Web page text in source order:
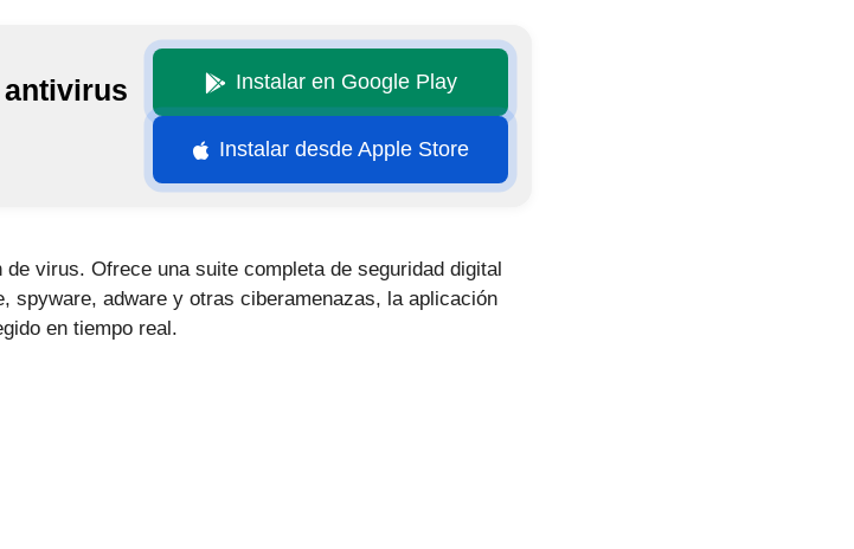
antivirus Instalar en Google Play
Instalar desde Apple Store
virus. Ofrece una suite completa de seguridad digital
spyware, adware y otras ciberamenazas, la aplicación
en tiempo real.